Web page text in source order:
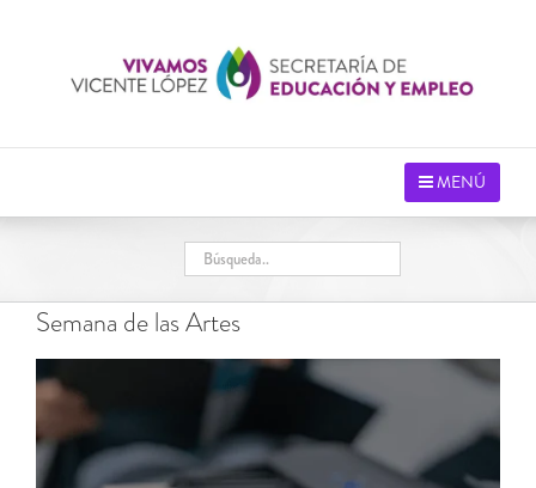
MENÚ
Semana de las Artes
imagen
más
grande